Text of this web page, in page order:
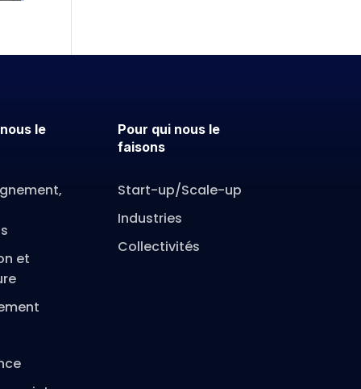
le
et
Pour qui nous le
faisons
Start-up/Scale-up
Industries
Collectivités